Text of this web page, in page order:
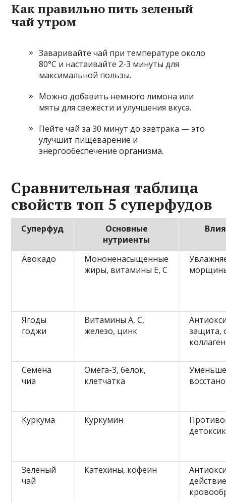
Как правильно пить зеленый
чай утром
Заваривайте чай при температуре около
80°C и настаивайте 2-3 минуты для
максимальной пользы.
Можно добавить немного лимона или
мяты для свежести и улучшения вкуса.
Пейте чай за 30 минут до завтрака — это
улучшит пищеварение и
энергообеспечение организма.
Сравнительная таблица
свойств топ 5 суперфудов
Суперфуд
Основные
нутриенты
Авокадо
Мононенасыщенные
жиры, витамины E, C
Ягоды
годжи
Витамины A, C,
железо, цинк
защита,
Семена
чиа
Омега-3, белок,
клетчатка
Куркума Куркумин
Зеленый
чай
Катехины, кофеин